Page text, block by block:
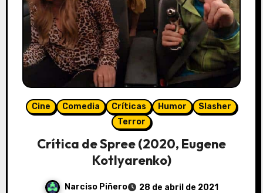
Cine Comedia Críticas Humor
Slasher
Terror
Crítica de Spree (2020, Eugene
Kotlyarenko)
Narciso Piñero 28 de abril de 2021